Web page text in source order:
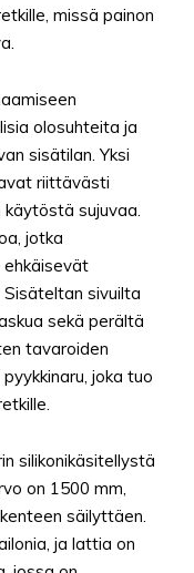
missä painon
olosuhteita ja
sisätilan. Yksi
riittävästi
sujuvaa.
jotka
ehkäisevät
sivuilta
sekä perältä
tavaroiden
joka tuo
silikonikäsitellystä
on 1500 mm,
säilyttäen.
ja lattia on